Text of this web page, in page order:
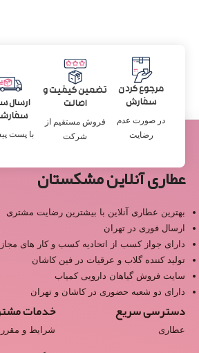
مرجوع کردن
سفارش
در صورت عدم
رضایت
تضمین کیفیت و
اصالت
فروش مستقیم از
شرکت
ارسال
با پست
عطاری آنلاین مشکستان
بهترین عطاری آنلاین با بیشترین رضایت مشتری
ارسال فوری در تهران
دارای جواز کسب از اتحادیه کسب و کار های
تولید کننده گلاب و عرقیات در فین کاشان
سایت فروش گیاهان دارویی کمیاب
دارای دو شعبه حضوری در کاشان و تهران
دسترسی سریع
عطاری
خدمات
شرایط و